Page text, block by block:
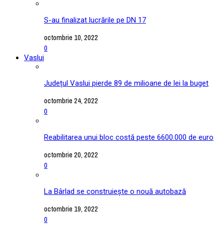
S-au finalizat lucrările pe DN 17
octombrie 10, 2022
0
Vaslui
Județul Vaslui pierde 89 de milioane de lei la buget
octombrie 24, 2022
0
Reabilitarea unui bloc costă peste 6600.000 de euro
octombrie 20, 2022
0
La Bârlad se construiește o nouă autobază
octombrie 19, 2022
0